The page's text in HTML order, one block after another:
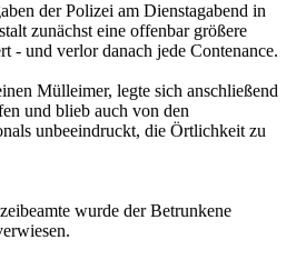
der Polizei am Dienstagabend in
zunächst eine offenbar größere
- und verlor danach jede Contenance.
Mülleimer, legte sich anschließend
und blieb auch von den
unbeeindruckt, die Örtlichkeit zu
wurde der Betrunkene